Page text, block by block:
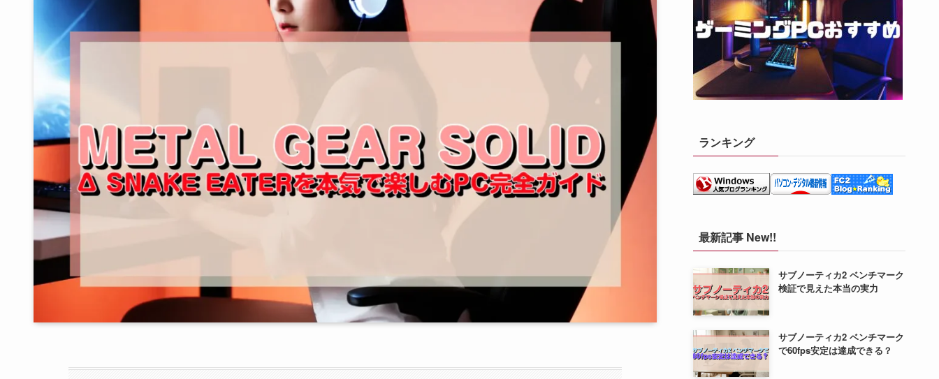
ランキング
最新記事 New!!
サブノーティカ2 ベンチマーク
検証で見えた本当の実力
サブノーティカ2 ベンチマーク
で60fps安定は達成できる？